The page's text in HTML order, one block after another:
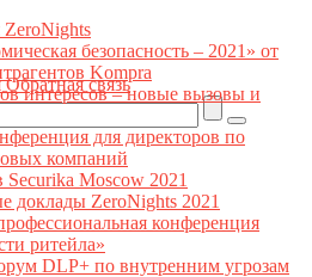
Обратная связь
ZeroNights
безопасность – 2021» от
Kompra
интересов – новые вызовы и
для директоров по
компаний
Moscow 2021
доклады ZeroNights 2021
конференция
ритейла»
DLP+ по внутренним угрозам